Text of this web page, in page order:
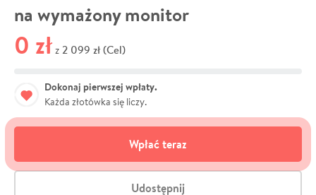
na wymażony monitor
0 zł z 2 099 zł (Cel)
Dokonaj pierwszej wpłaty.
Każda złotówka się liczy.
Wpłać teraz
Udostępnij